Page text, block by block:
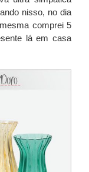
nisso, no dia
comprei 5
lá em casa